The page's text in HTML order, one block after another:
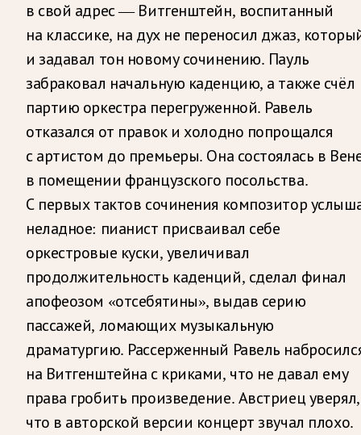
в свой адрес — Витгенштейн, воспитанный
на классике, на дух не переносил джаз,
и задавал тон новому сочинению. Пауль
забраковал начальную каденцию, а также счёл
партию оркестра перегруженной. Равель
отказался от правок и холодно попрощался
с артистом до премьеры. Она состоялась в
в помещении французского посольства.
С первых тактов сочинения композитор
неладное: пианист присваивал себе
оркестровые куски, увеличивал
продолжительность каденций, сделал финал
апофеозом «отсебятины», выдав серию
пассажей, ломающих музыкальную
драматургию. Рассерженный Равель
на Витгенштейна с криками, что не давал ему
права гробить произведение. Австриец уверял,
что в авторской версии концерт звучал плохо.